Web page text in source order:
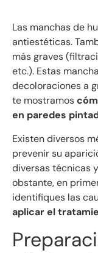
Las manchas de
antiestéticas.
más graves
etc.). Estas
decoloraciones a
te mostramos
en paredes
Existen diversos
prevenir su
diversas técnicas
obstante, en
identifiques las
aplicar el